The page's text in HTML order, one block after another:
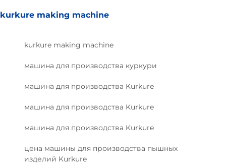
kurkure making machine
kurkure making machine
машина для производства куркури
машина для производства Kurkure
машина для производства Kurkure
машина для производства Kurkure
цена машины для производства пышных
изделий Kurkure